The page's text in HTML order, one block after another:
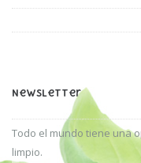
Newsletter
Todo el mundo tiene una
limpio.